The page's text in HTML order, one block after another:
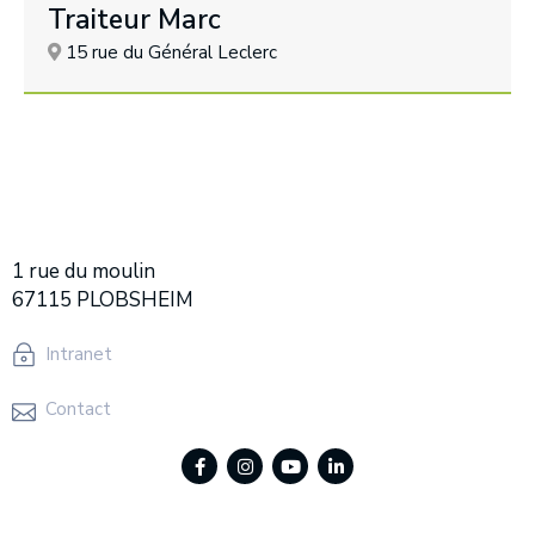
Traiteur Marc
15 rue du Général Leclerc
1 rue du moulin
67115 PLOBSHEIM
Intranet
Contact